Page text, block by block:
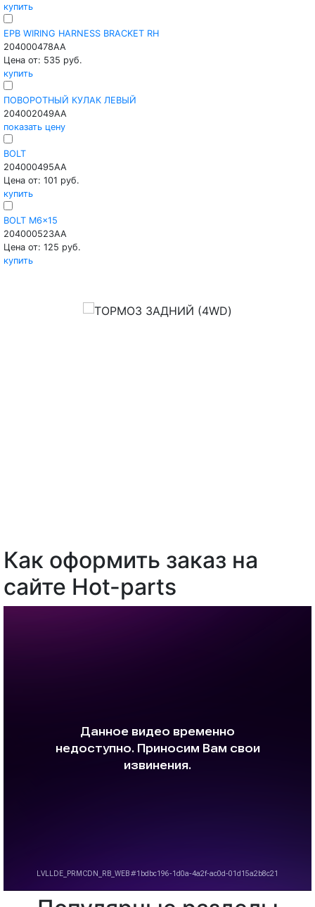
купить
EPB WIRING HARNESS BRACKET RH
204000478AA
Цена от: 535 руб.
купить
ПОВОРОТНЫЙ КУЛАК ЛЕВЫЙ
204002049AA
показать цену
BOLT
204000495AA
Цена от: 101 руб.
купить
BOLT M6×15
204000523AA
Цена от: 125 руб.
купить
Как оформить заказ на
сайте Hot-parts